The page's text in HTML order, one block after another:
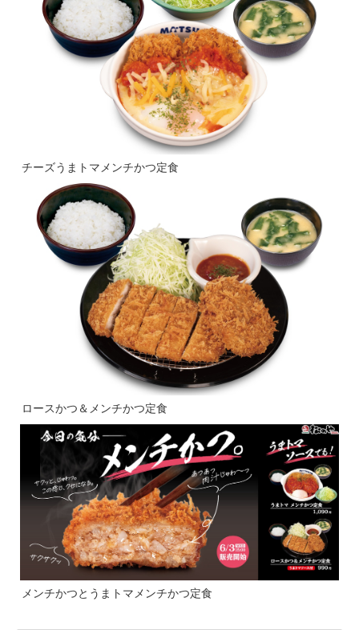
チーズうまトマメンチかつ定食
ロースかつ＆メンチかつ定食
メンチかつとうまトマメンチかつ定食